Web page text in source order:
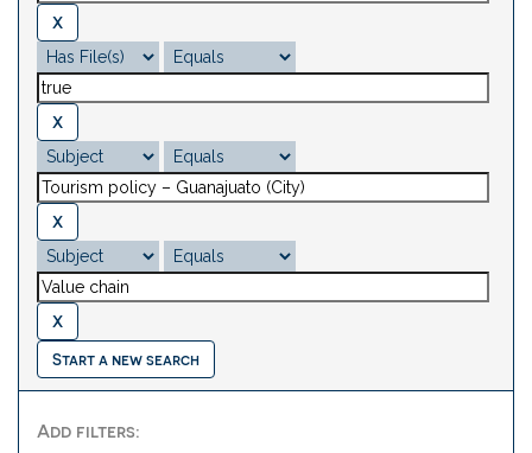
Start a new search
Add filters: